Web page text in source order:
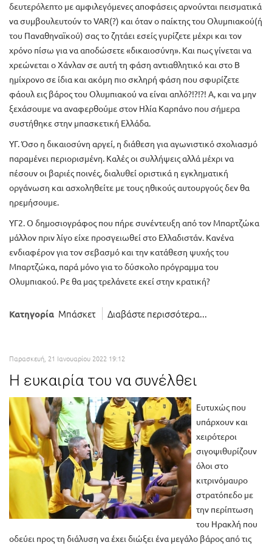
δευτερόλεπτο με αμφιλεγόμενες αποφάσεις αρνούνται πεισματικά
να συμβουλευτούν το VAR(?) και όταν ο παίκτης του Ολυμπιακού(ή
του Παναθηναϊκού) σας το ζητάει εσείς γυρίζετε μέχρι και τον
χρόνο πίσω για να αποδώσετε «δικαιοσύνη». Και πως γίνεται να
χρεώνεται ο Χάνλαν σε αυτή τη φάση αντιαθλητικό και στο Β
ημίχρονο σε ίδια και ακόμη πιο σκληρή φάση που σφυρίζετε
φάουλ εις βάρος του Ολυμπιακού να είναι απλό?!?!?! Α, και να μην
ξεχάσουμε να αναφερθούμε στον Ηλία Καρπάνο που σήμερα
συστήθηκε στην μπασκετική Ελλάδα.
ΥΓ. Όσο η δικαιοσύνη αργεί, η διάθεση για αγωνιστικό σχολιασμό
παραμένει περιορισμένη. Καλές οι συλλήψεις αλλά μέχρι να
πέσουν οι βαριές ποινές, διαλυθεί οριστικά η εγκληματική
οργάνωση και ασχοληθείτε με τους ηθικούς αυτουργούς δεν θα
ηρεμήσουμε.
ΥΓ2. Ο δημοσιογράφος που πήρε συνέντευξη από τον Μπαρτζώκα
μάλλον πριν λίγο είχε προσγειωθεί στο Ελλαδιστάν. Κανένα
ενδιαφέρον για τον σεβασμό και την κατάθεση ψυχής του
Μπαρτζώκα, παρά μόνο για το δύσκολο πρόγραμμα του
Ολυμπιακού. Ρε θα μας τρελάνετε εκεί στην κρατική?
Κατηγορία Μπάσκετ Διαβάστε περισσότερα...
Παρασκευή, 21 Ιανουαρίου 2022 19:12
Η ευκαιρία του να συνέλθει
Ευτυχώς που
υπάρχουν και
χειρότεροι
σιγοψιθυρίζουν
όλοι στο
κιτρινόμαυρο
στρατόπεδο με
την περίπτωση
του Ηρακλή που
οδεύει προς τη διάλυση να έχει διώξει ένα μεγάλο βάρος από τις